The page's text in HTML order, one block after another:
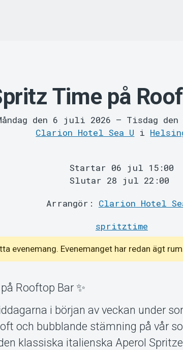
Time på
den 6 juli 2026 – Tisdag
Clarion Hotel Sea U i
Startar 06 jul 15:00
Slutar 28 jul 22:00
Arrangör: Clarion Hotel
spritztime
evenemang. Evenemanget har redan ägt
Rooftop Bar ✨
i början av veckan under
och bubblande stämning på vår
klassiska italienska Aperol